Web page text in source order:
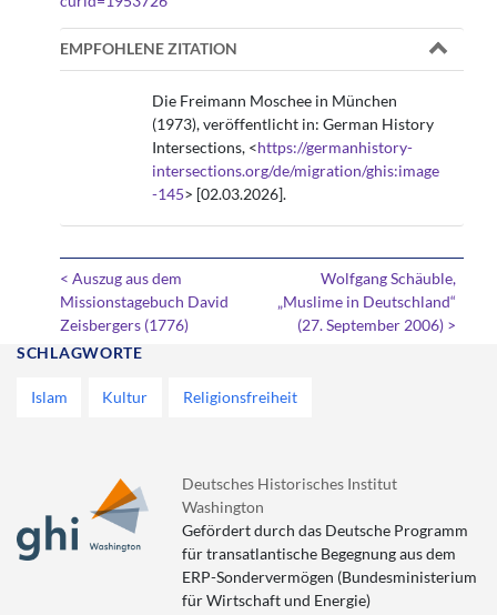
EMPFOHLENE ZITATION
Die Freimann Moschee in München
(1973), veröffentlicht in: German History
Intersections, <https://germanhistory-
intersections.org/de/migration/ghis:image
-145> [02.03.2026].
< Auszug aus dem
Missionstagebuch David
Zeisbergers (1776)
Wolfgang Schäuble,
„Muslime in Deutschland“
(27. September 2006) >
SCHLAGWORTE
Islam Kultur Religionsfreiheit
Deutsches Historisches Institut
Washington
Gefördert durch das Deutsche Programm
für transatlantische Begegnung aus dem
ERP-Sondervermögen (Bundesministerium
für Wirtschaft und Energie)